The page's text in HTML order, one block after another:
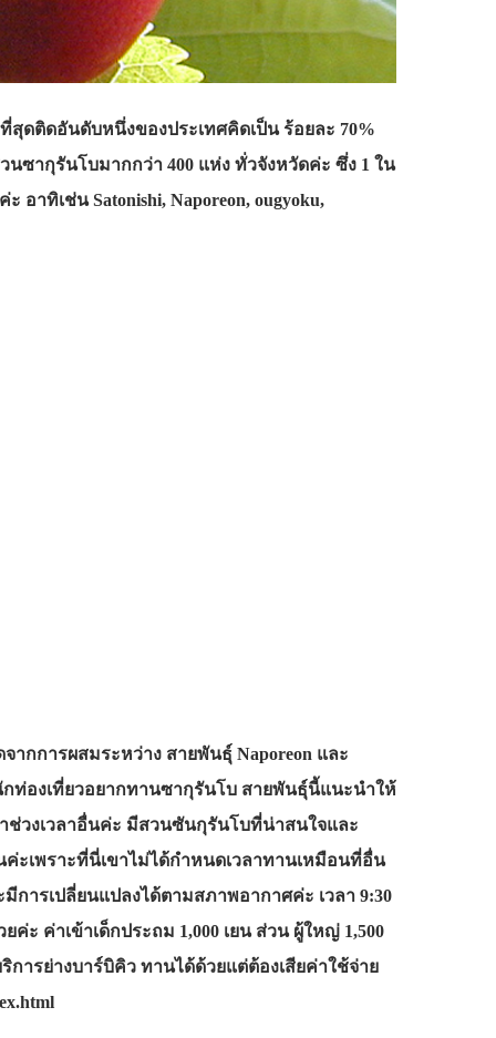
ดติดอันดับหนึ่งของประเทศคิดเป็น ร้อยละ 70%
ซากุรันโบมากกว่า 400 แห่ง ทั่วจังหวัดค่ะ ซึ่ง 1 ใน
าทิเช่น Satonishi, Naporeon, ougyoku,
กการผสมระหว่าง สายพันธุ์ Naporeon และ
องเที่ยวอยากทานซากุรันโบ สายพันธุ์นี้แนะนำให้
ช่วงเวลาอื่นค่ะ มีสวนซันกุรันโบที่น่าสนใจและ
ะเพราะที่นี่เขาไม่ได้กำหนดเวลาทานเหมือนที่อื่น
ารเปลี่ยนแปลงได้ตามสภาพอากาศค่ะ เวลา 9:30
ะ ค่าเข้าเด็กประถม 1,000 เยน ส่วน ผู้ใหญ่ 1,500
ารย่างบาร์บิคิว ทานได้ด้วยแต่ต้องเสียค่าใช้จ่าย